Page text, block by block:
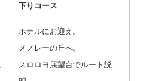
下りコース
ホテルにお迎え。
メノレーの丘へ。
スロロヨ展望台でルート説